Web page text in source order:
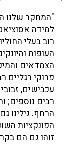
"המחקר שלנו
למידה
רוב בעלי
העופות
הצמדאים
פרוקי רגליים
עכבישים,
רבים נוספים;
הרחף. גילינו
הפונקציות
זוהו גם הם